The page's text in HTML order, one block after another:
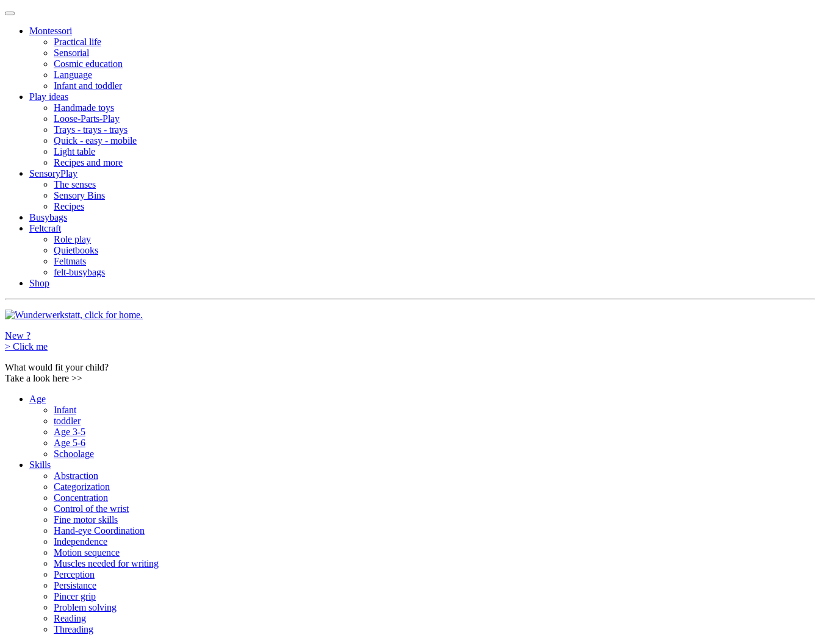
Montessori
Practical life
Sensorial
Cosmic education
Language
Infant and toddler
Play ideas
Handmade toys
Loose-Parts-Play
Trays - trays - trays
Quick - easy - mobile
Light table
Recipes and more
SensoryPlay
The senses
Sensory Bins
Recipes
Busybags
Feltcraft
Role play
Quietbooks
Feltmats
felt-busybags
Shop
New ?
> Click me
What would fit your child?
Take a look here >>
Age
Infant
toddler
Age 3-5
Age 5-6
Schoolage
Skills
Abstraction
Categorization
Concentration
Control of the wrist
Fine motor skills
Hand-eye Coordination
Independence
Motion sequence
Muscles needed for writing
Perception
Persistance
Pincer grip
Problem solving
Reading
Threading